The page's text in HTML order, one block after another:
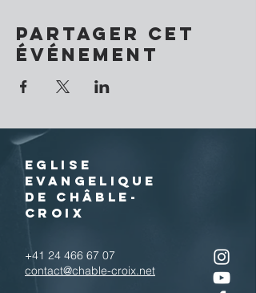
Partager cet
événement
EGLISE
EVANGELIQUE
DE CHÂBLE-
CROIX
+41 24 466 67 07
contact@chable-croix.net